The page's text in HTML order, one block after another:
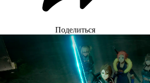
Поделиться